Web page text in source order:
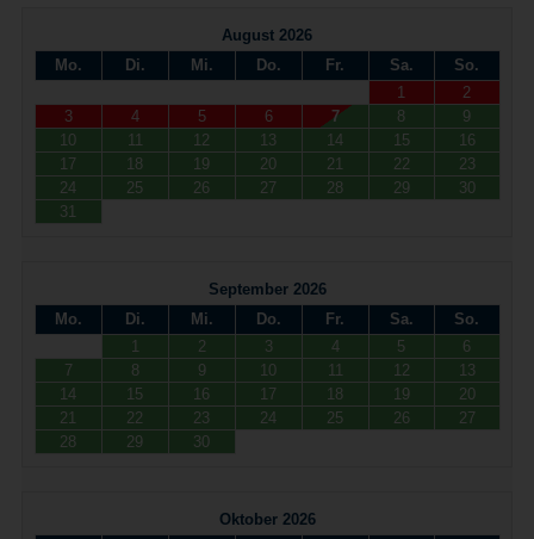
August 2026
Mo.
Di. Mi. Do. Fr. Sa.
So.
1
2
3
4 5 6 7 8
9
10
11 12 13 14 15
16
17
18 19 20 21 22
23
24
25 26 27 28 29
30
31
September 2026
Mo.
Di. Mi. Do. Fr. Sa.
So.
1
2 3 4 5
6
7
8 9 10 11 12
13
14
15 16 17 18 19
20
21
22 23 24 25 26
27
28
29 30
Oktober 2026